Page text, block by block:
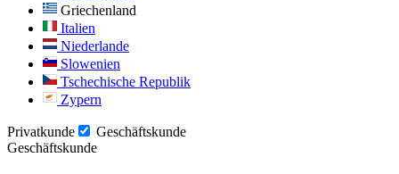
Griechenland
Italien
Niederlande
Slowenien
Tschechische Republik
Zypern
Privatkunde
Geschäftskunde
Geschäftskunde